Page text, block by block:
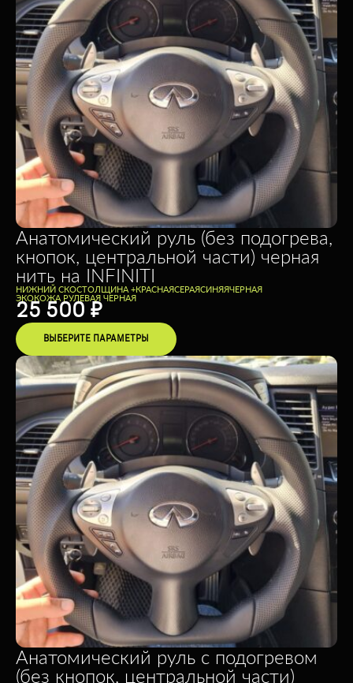
Анатомический руль (без подогрева,
кнопок, центральной части) черная
нить на INFINITI
НИЖНИЙ СКОСТОЛЩИНА +КРАСНАЯСЕРАЯСИНЯЯЧЕРНАЯ
ЭКОКОЖА РУЛЕВАЯ ЧЕРНАЯ
25 500 ₽
ВЫБЕРИТЕ ПАРАМЕТРЫ
Анатомический руль с подогревом
(без кнопок, центральной части)